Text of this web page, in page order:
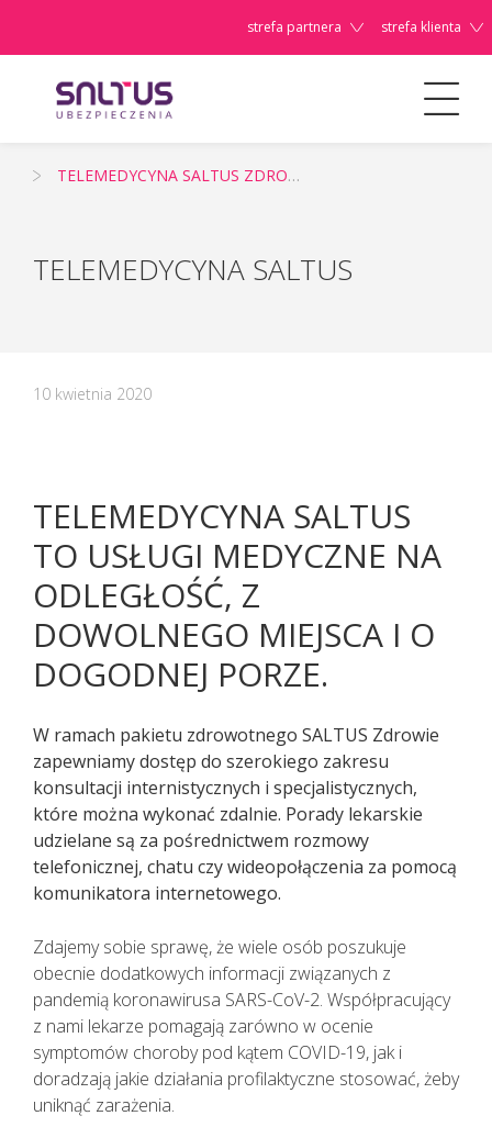
strefa partnera strefa klienta
Państwo,
Pacjenci z objawami infekcji lub
podejrzani o zakażenie
TELEFONICZNIE przełożyli poradę
specjalistyczną na inny termin.
KAŻDEMU pacjentowi, również bez
cech infekcji, zgłaszającemu chęć
wizyty u lekarza należy najpierw
udzielić TELEPORADY. Tylko w
sytuacjach kiedy jest to niezbędne,
TELEMEDYCYNA SALTUS ZDROWIE
TELEMEDYCYNA SALTUS
10 kwietnia 2020
TELEMEDYCYNA SALTUS
TO USŁUGI MEDYCZNE NA
ODLEGŁOŚĆ, Z
DOWOLNEGO MIEJSCA I O
DOGODNEJ PORZE.
W ramach pakietu zdrowotnego SALTUS Zdrowie
zapewniamy dostęp do szerokiego zakresu
konsultacji internistycznych i specjalistycznych,
które można wykonać zdalnie. Porady lekarskie
udzielane są za pośrednictwem rozmowy
telefonicznej, chatu czy wideopołączenia za pomocą
komunikatora internetowego.
Zdajemy sobie sprawę, że wiele osób poszukuje
obecnie dodatkowych informacji związanych z
pandemią koronawirusa SARS-CoV-2. Współpracujący
z nami lekarze pomagają zarówno w ocenie
symptomów choroby pod kątem COVID-19, jak i
doradzają jakie działania profilaktyczne stosować, żeby
uniknąć zarażenia.